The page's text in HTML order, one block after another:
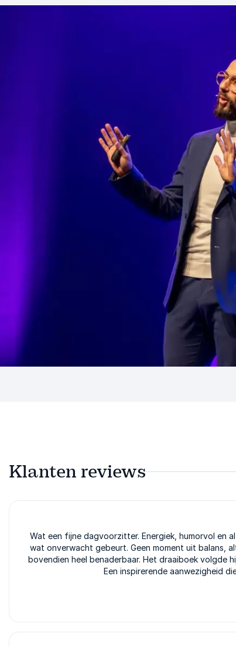
Klanten reviews
5van5
Wat een fijne dagvoorzitter. Energiek, humorvol en
wat onverwacht gebeurt. Geen moment uit balans,
bovendien heel benaderbaar. Het draaiboek volgde
Een inspirerende aanwezigheid